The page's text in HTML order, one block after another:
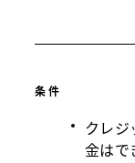
条件
クレジ
金はで